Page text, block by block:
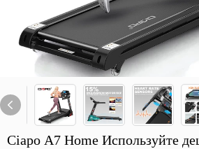
Ciapo A7 Home Используйте